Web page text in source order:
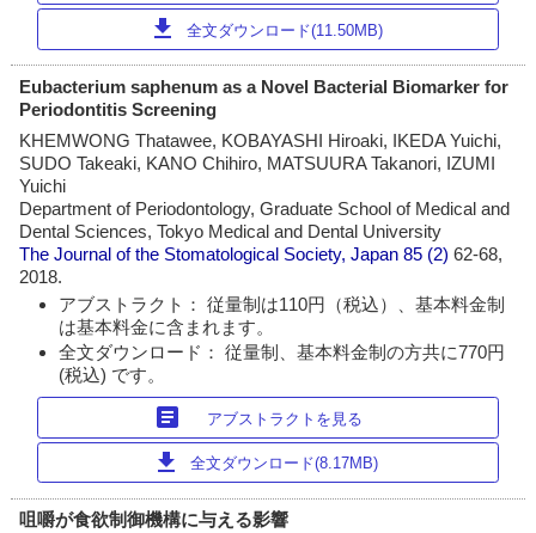
download 全文ダウンロード(11.50MB)
Eubacterium saphenum as a Novel Bacterial Biomarker for
Periodontitis Screening
KHEMWONG Thatawee, KOBAYASHI Hiroaki, IKEDA Yuichi,
SUDO Takeaki, KANO Chihiro, MATSUURA Takanori, IZUMI
Yuichi
Department of Periodontology, Graduate School of Medical and
Dental Sciences, Tokyo Medical and Dental University
The Journal of the Stomatological Society, Japan 85 (2)62-68,
2018.
アブストラクト： 従量制は110円（税込）、基本料金制
は基本料金に含まれます。
全文ダウンロード： 従量制、基本料金制の方共に770円
(税込) です。
article アブストラクトを見る
download 全文ダウンロード(8.17MB)
咀嚼が食欲制御機構に与える影響